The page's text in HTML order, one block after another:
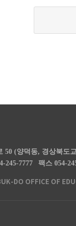
50 (양덕동, 경상북도
245-7777 팩스 054-
DO OFFICE OF